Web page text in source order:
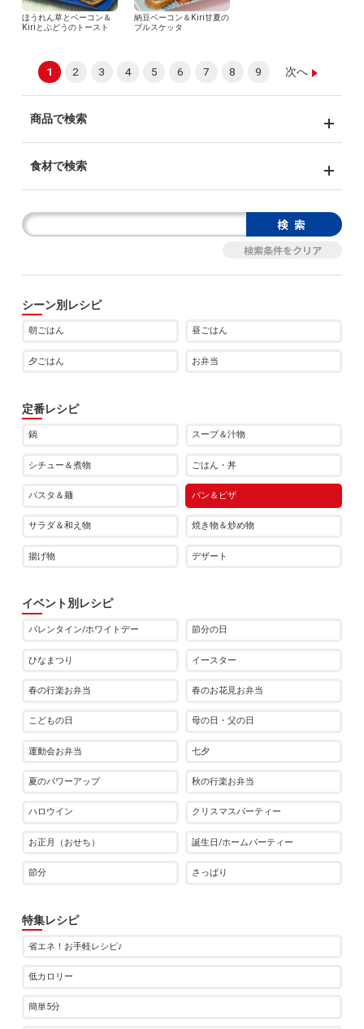
ほうれん草とベーコン＆
Kiriとぶどうのトースト
納豆ベーコン＆Kiri甘夏の
ブルスケッタ
1 2 3 4 5 6 7 8 9 次へ
商品で検索
食材で検索
シーン別レシピ
朝ごはん 昼ごはん
夕ごはん お弁当
定番レシピ
鍋 スープ＆汁物
シチュー＆煮物 ごはん・丼
パスタ＆麺 パン＆ピザ
サラダ＆和え物 焼き物＆炒め物
揚げ物 デザート
イベント別レシピ
バレンタイン/ホワイトデー 節分の日
ひなまつり イースター
春の行楽お弁当 春のお花見お弁当
こどもの日 母の日・父の日
運動会お弁当 七夕
夏のパワーアップ 秋の行楽お弁当
ハロウイン クリスマスパーティー
お正月（おせち） 誕生日/ホームパーティー
節分 さっぱり
特集レシピ
省エネ！お手軽レシピ♪
低カロリー
簡単5分